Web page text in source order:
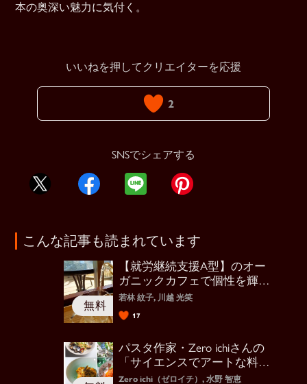
本の奥深い魅力に気付く。
2
いいねを押してクリエイターを応援
SNSでシェアする
こんな記事も読まれています
【就労継続支援A型】のオー
ガニックカフェで個性を輝か
せる経営を
若林 紋子, 川越 光笑
17
パスタ作家・Zero ichiさんの
「サイエンスでアートな料
理」
Zero ichi（ゼロイチ）, 水野 智恵